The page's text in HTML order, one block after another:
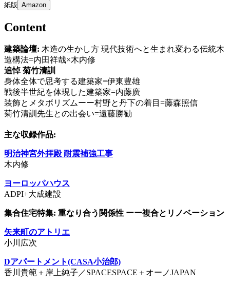
紙版 Amazon
Content
建築論壇: 木造の生かし方 現代技術へと生まれ変わる伝統木
造構法=内田祥哉×木内修
追悼 菊竹清訓
身体全体で思考する建築家=伊東豊雄
戦後半世紀を体現した建築家=内藤廣
装飾とメタボリズムーー村野と丹下の着目=藤森照信
菊竹清訓先生との出会い=遠藤勝勧
主な収録作品:
明治神宮外拝殿 耐震補強工事
木内修
ヨーロッパハウス
ADPI+大成建設
集合住宅特集: 重なり合う関係性 ーー複合とリノベーション
矢来町のアトリエ
小川広次
Dアパートメント(CASA小治郎)
香川貴範＋岸上純子／SPACESPACE＋オーノJAPAN